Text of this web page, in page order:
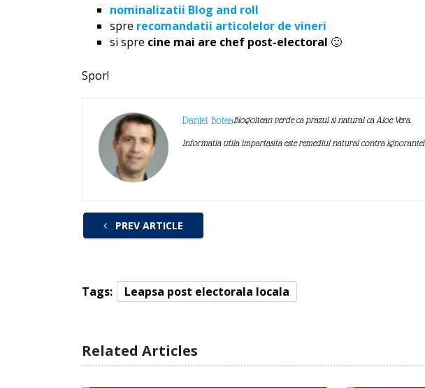
nominalizatii Blog and roll
spre recomandatii articolelor de vineri
si spre cine mai are chef post-electoral 🙂
Spor!
Daniel BoteaBlogoltean verde ca prazul si natural ca Aloe Vera.
Informatia utila impartasita este remediul natural contra ignorantei
PREV ARTICLE
Tags: Leapsa post electorala locala
Related Articles